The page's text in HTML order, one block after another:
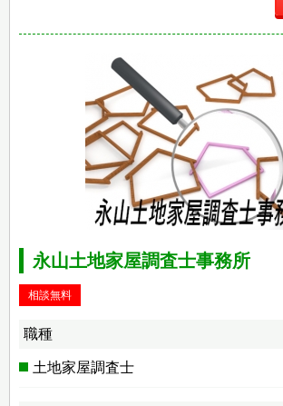
永山土地家屋調査士事務所
相談無料
職種
土地家屋調査士